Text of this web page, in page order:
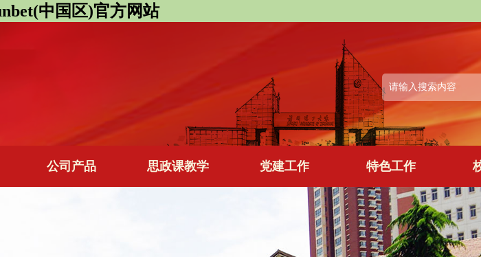
中国区)官方网站
公司产品 思政课教学 党建工作 特色工作